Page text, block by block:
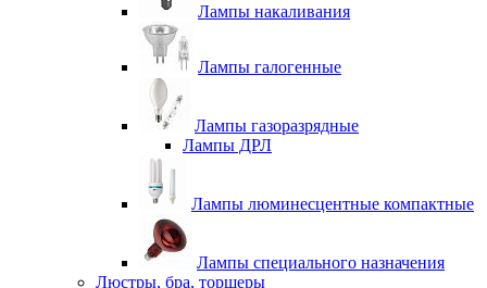
Лампы накаливания
Лампы галогенные
Лампы газоразрядные
Лампы ДРЛ
Лампы люминесцентные компактные
Лампы специального назначения
Люстры, бра, торшеры